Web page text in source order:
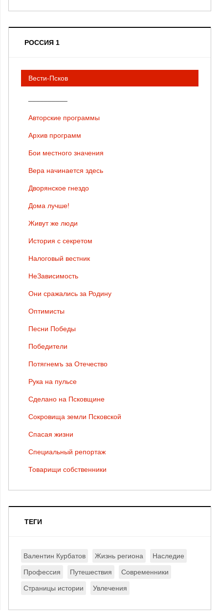
РОССИЯ 1
Вести-Псков
Авторские программы
Архив программ
Бои местного значения
Вера начинается здесь
Дворянское гнездо
Дома лучше!
Живут же люди
История с секретом
Налоговый вестник
НеЗависимость
Они сражались за Родину
Оптимисты
Песни Победы
Победители
Потягнемъ за Отечество
Рука на пульсе
Сделано на Псковщине
Сокровища земли Псковской
Спасая жизни
Специальный репортаж
Товарищи собственники
ТЕГИ
Валентин Курбатов Жизнь региона Наследие
Профессия Путешествия Современники
Страницы истории Увлечения